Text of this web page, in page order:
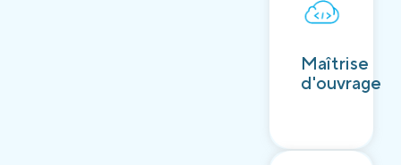
Maîtrise
d'ouvrage